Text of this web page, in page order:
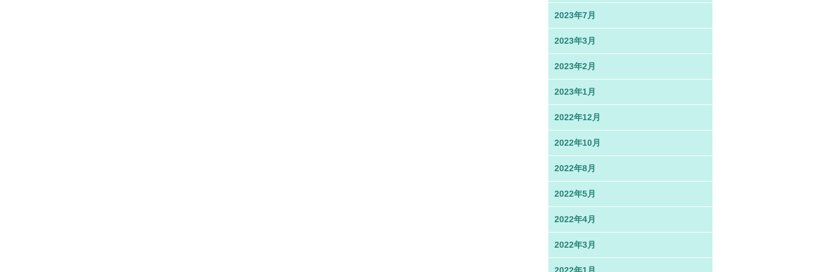
2023年7月
2023年3月
2023年2月
2023年1月
2022年12月
2022年10月
2022年8月
2022年5月
2022年4月
2022年3月